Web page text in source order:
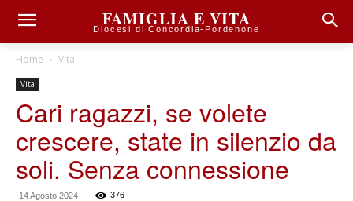
FAMIGLIA E VITA
Diocesi di Concordia-Pordenone
Home Vita
Vita
Cari ragazzi, se volete
crescere, state in silenzio da
soli. Senza connessione
14 Agosto 2024 376